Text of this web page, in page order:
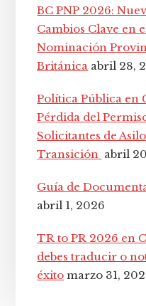
BC PNP 2026:
Cambios Clave en
Nominación
Británica abril 28,
Política Pública en
Pérdida del
Solicitantes de
Transición abril
Guía de
abril 1, 2026
TR to PR 2026 en
debes traducir o
éxito marzo 31,